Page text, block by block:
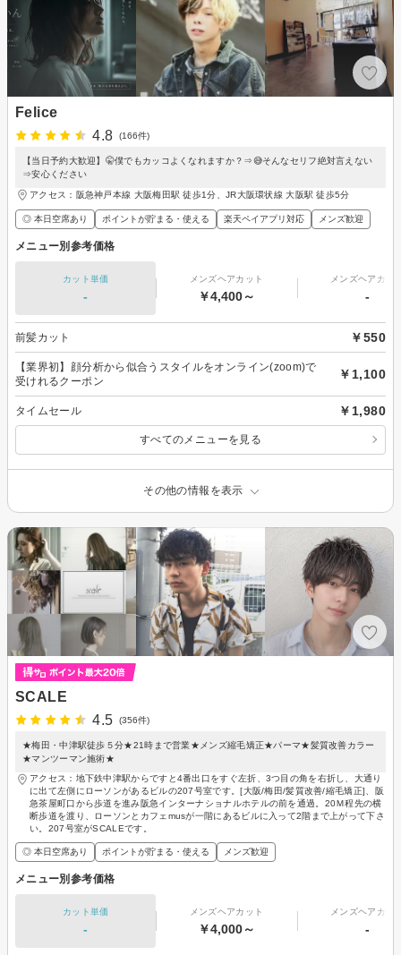
Felice
4.8
(166件)
【当日予約大歓迎】🤫僕でもカッコよくなれますか？⇒😅そんなセリフ絶対言えない
⇒安心ください
アクセス：阪急神戸本線 大阪梅田駅 徒歩1分、JR大阪環状線 大阪駅 徒歩5分
◎ 本日空席あり ポイントが貯まる・使える 楽天ペイアプリ対応 メンズ歓迎
メニュー別参考価格
カット単価
-
メンズヘアカット
￥4,400～
メンズヘアカラ
-
前髪カット ￥550
【業界初】顔分析から似合うスタイルをオンライン(zoom)で
受けれるクーポン
￥1,100
タイムセール ￥1,980
すべてのメニューを見る
その他の情報を表示
SCALE
4.5
(356件)
★梅田・中津駅徒歩５分★21時まで営業★メンズ縮毛矯正★パーマ★髪質改善カラー
★マンツーマン施術★
アクセス：地下鉄中津駅からですと4番出口をすぐ左折、3つ目の角を右折し、大通り
に出て左側にローソンがあるビルの207号室です。[大阪/梅田/髪質改善/縮毛矯正]、阪
急茶屋町口から歩道を進み阪急インターナショナルホテルの前を通過。20Ｍ程先の横
断歩道を渡り、ローソンとカフェmusが一階にあるビルに入って2階まで上がって下さ
い。207号室がSCALEです。
◎ 本日空席あり ポイントが貯まる・使える メンズ歓迎
メニュー別参考価格
カット単価
-
メンズヘアカット
￥4,000～
メンズヘアカラ
-